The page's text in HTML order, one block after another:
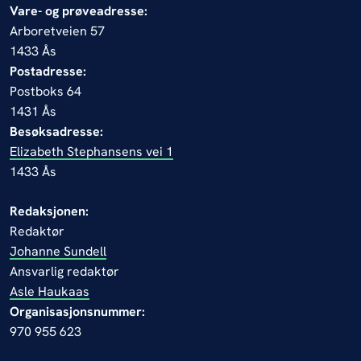
Vare- og prøveadresse:
Arboretveien 57
1433 Ås
Postadresse:
Postboks 64
1431 Ås
Besøksadresse:
Elizabeth Stephansens vei 1
1433 Ås
Redaksjonen:
Redaktør
Johanne Sundell
Ansvarlig redaktør
Asle Haukaas
Organisasjonsnummer:
970 955 623